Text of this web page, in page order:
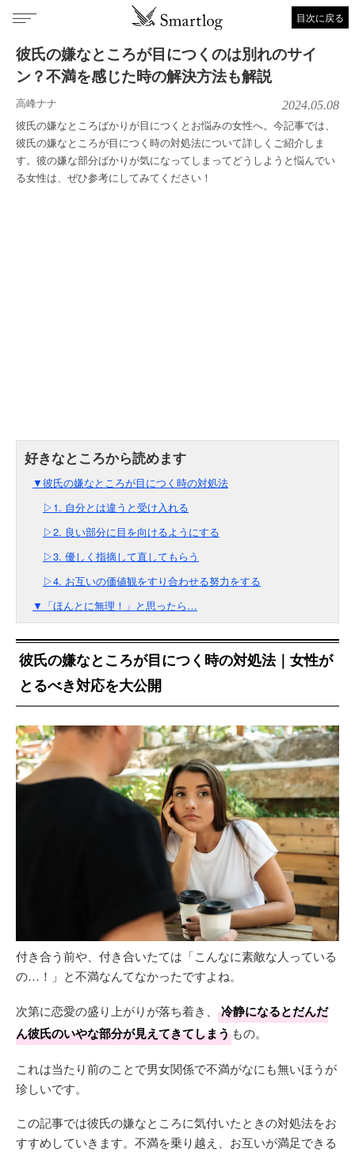
目次に戻る
彼氏の嫌なところが目につくのは別れのサイ
ン？不満を感じた時の解決方法も解説
高峰ナナ 2024.05.08
彼氏の嫌なところばかりが目につくとお悩みの女性へ。今記事では、
彼氏の嫌なところが目につく時の対処法について詳しくご紹介しま
す。彼の嫌な部分ばかりが気になってしまってどうしようと悩んでい
る女性は、ぜひ参考にしてみてください！
▼彼氏の嫌なところが目につく時の対処法
▷1. 自分とは違うと受け入れる
▷2. 良い部分に目を向けるようにする
▷3. 優しく指摘して直してもらう
▷4. お互いの価値観をすり合わせる努力をする
▼「ほんとに無理！」と思ったら…
彼氏の嫌なところが目につく時の対処法｜女性が
とるべき対応を大公開
付き合う前や、付き合いたては「こんなに素敵な人っている
の…！」と不満なんてなかったですよね。
次第に恋愛の盛り上がりが落ち着き、
冷静になるとだんだ
ん彼氏のいやな部分が見えてきてしまう もの。
これは当たり前のことで男女関係で不満がなにも無いほうが
珍しいです。
この記事では彼氏の嫌なところに気付いたときの対処法をお
すすめしていきます。不満を乗り越え、お互いが満足できる